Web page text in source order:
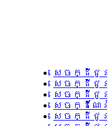
សេចក្ដីជូ
សេចក្ដីជូ
សេចក្ដីជូ
សេចក្ដីណែ
សេចក្ដីជូ